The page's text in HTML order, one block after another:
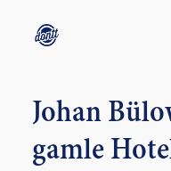
CONTACT
ABOUT
Johan
gamle